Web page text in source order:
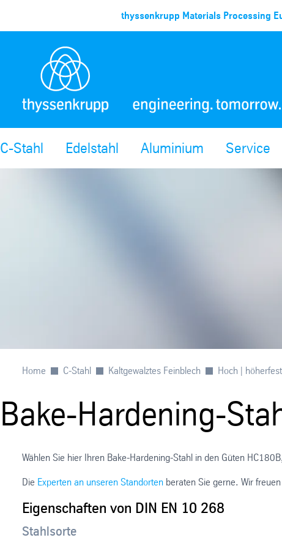
thyssenkrupp Materials Processing
C-Stahl Edelstahl Aluminium Service
Home C-Stahl Kaltgewalztes Feinblech Hoch |
Bake-Hardening-
Wählen Sie hier Ihren Bake-Hardening-Stahl in den Güten
Die Experten an unseren Standorten beraten Sie gerne. Wir
Eigenschaften von DIN EN 10 268
Stahlsorte